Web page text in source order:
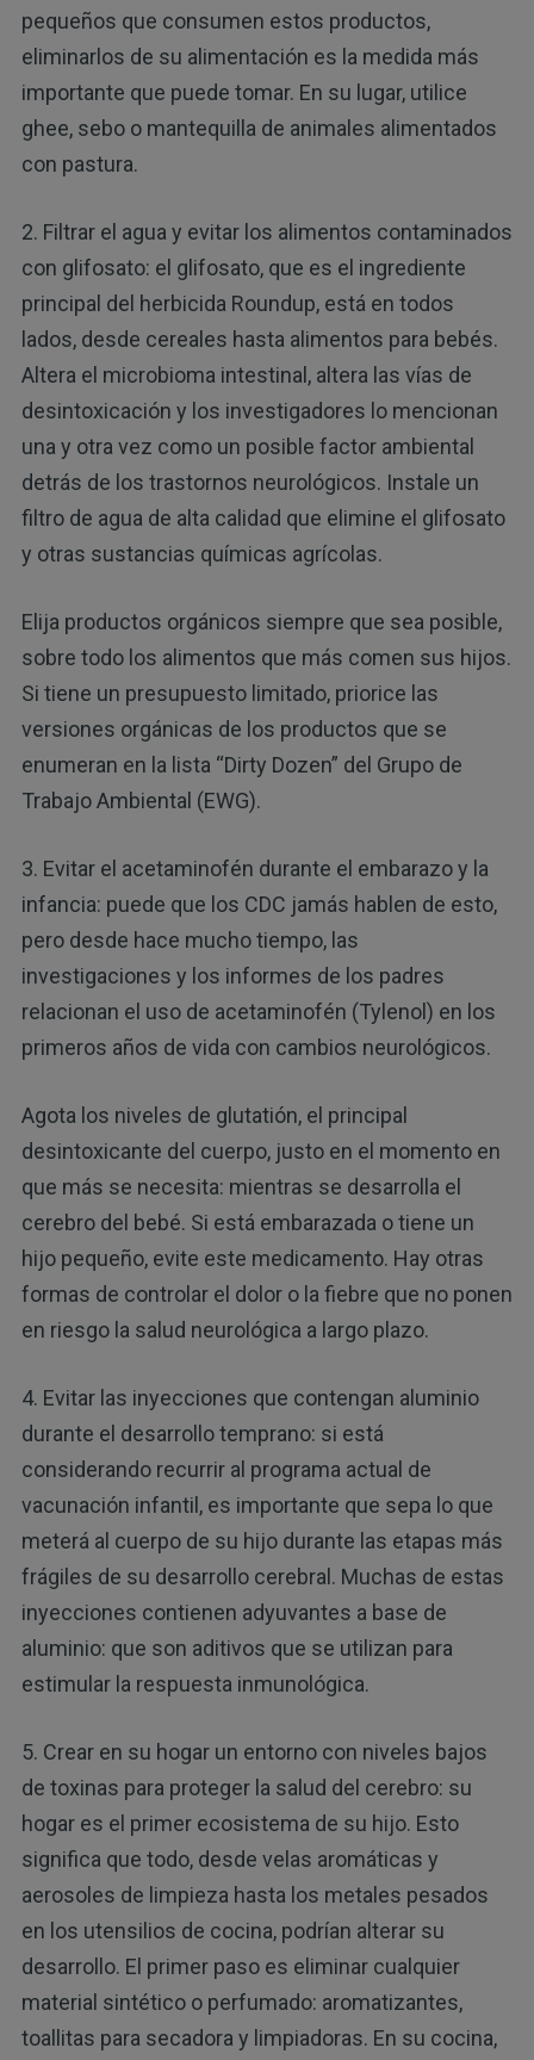
pequeños que consumen estos productos,
eliminarlos de su alimentación es la medida más
importante que puede tomar. En su lugar, utilice
ghee, sebo o mantequilla de animales alimentados
con pastura.
2. Filtrar el agua y evitar los alimentos contaminados
con glifosato: el glifosato, que es el ingrediente
principal del herbicida Roundup, está en todos
lados, desde cereales hasta alimentos para bebés.
Altera el microbioma intestinal, altera las vías de
desintoxicación y los investigadores lo mencionan
una y otra vez como un posible factor ambiental
detrás de los trastornos neurológicos. Instale un
filtro de agua de alta calidad que elimine el glifosato
y otras sustancias químicas agrícolas.
Elija productos orgánicos siempre que sea posible,
sobre todo los alimentos que más comen sus hijos.
Si tiene un presupuesto limitado, priorice las
versiones orgánicas de los productos que se
enumeran en la lista “Dirty Dozen” del Grupo de
Trabajo Ambiental (EWG).
3. Evitar el acetaminofén durante el embarazo y la
infancia: puede que los CDC jamás hablen de esto,
pero desde hace mucho tiempo, las
investigaciones y los informes de los padres
relacionan el uso de acetaminofén (Tylenol) en los
primeros años de vida con cambios neurológicos.
Agota los niveles de glutatión, el principal
desintoxicante del cuerpo, justo en el momento en
que más se necesita: mientras se desarrolla el
cerebro del bebé. Si está embarazada o tiene un
hijo pequeño, evite este medicamento. Hay otras
formas de controlar el dolor o la fiebre que no ponen
en riesgo la salud neurológica a largo plazo.
4. Evitar las inyecciones que contengan aluminio
durante el desarrollo temprano: si está
considerando recurrir al programa actual de
vacunación infantil, es importante que sepa lo que
meterá al cuerpo de su hijo durante las etapas más
frágiles de su desarrollo cerebral. Muchas de estas
inyecciones contienen adyuvantes a base de
aluminio: que son aditivos que se utilizan para
estimular la respuesta inmunológica.
5. Crear en su hogar un entorno con niveles bajos
de toxinas para proteger la salud del cerebro: su
hogar es el primer ecosistema de su hijo. Esto
significa que todo, desde velas aromáticas y
aerosoles de limpieza hasta los metales pesados
en los utensilios de cocina, podrían alterar su
desarrollo. El primer paso es eliminar cualquier
material sintético o perfumado: aromatizantes,
toallitas para secadora y limpiadoras. En su cocina,